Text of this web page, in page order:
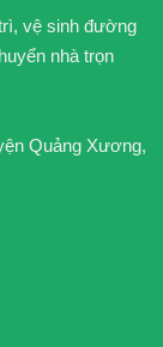
vệ sinh đường
nhà trọn
Quảng Xương,